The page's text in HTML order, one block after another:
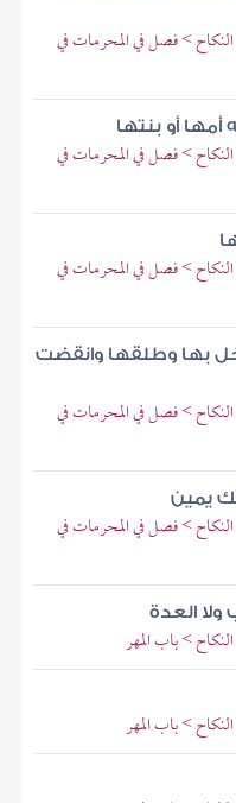
> فصل في المحرمات في
أمها أو بنتها
> فصل في المحرمات في
> فصل في المحرمات في
بها وطلقها وانقضت
> فصل في المحرمات في
يمين
> فصل في المحرمات في
ولا العدة
> باب المهر
> باب المهر